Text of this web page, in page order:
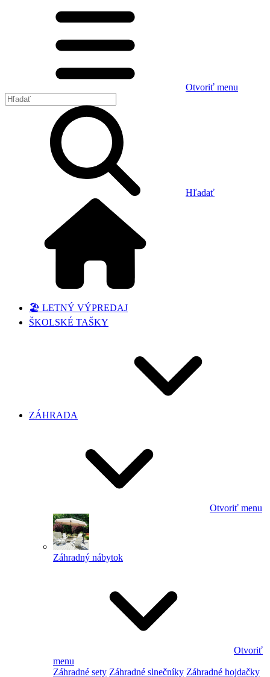
Otvoriť menu
Hľadať
🏖️ LETNÝ VÝPREDAJ
ŠKOLSKÉ TAŠKY
ZÁHRADA
Otvoriť menu
Záhradný nábytok
Otvoriť
menu
Záhradné sety Záhradné slnečníky Záhradné hojdačky